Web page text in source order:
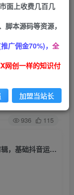
APP下载
GO
拍摄剪辑，基
关注 私信
936 115
本地生活运营师实操课，​手机短视频拍摄剪辑，基础抖音运营逻辑
面上收费几百几
本源码等资源，
广佣金70%)， 全
网创一样的知识付
加盟当站长